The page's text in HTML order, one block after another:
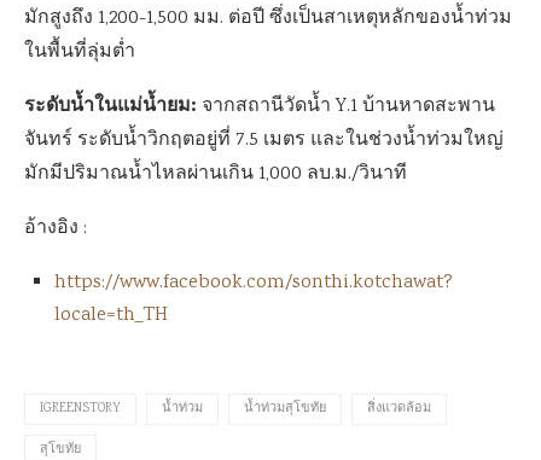
มักสูงถึง 1,200-1,500 มม. ต่อปี ซึ่งเป็นสาเหตุหลักของน้ำท่วม
ในพื้นที่ลุ่มต่ำ
ระดับน้ำในแม่น้ำยม: จากสถานีวัดน้ำ Y.1 บ้านหาดสะพาน
จันทร์ ระดับน้ำวิกฤตอยู่ที่ 7.5 เมตร และในช่วงน้ำท่วมใหญ่
มักมีปริมาณน้ำไหลผ่านเกิน 1,000 ลบ.ม./วินาที
อ้างอิง :
https://www.facebook.com/sonthi.kotchawat?
locale=th_TH
IGREENSTORY น้ำท่วม น้ำท่วมสุโขทัย สิ่งแวดล้อม
สุโขทัย